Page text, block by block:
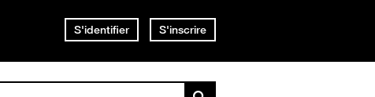
S'identifier S'inscrire